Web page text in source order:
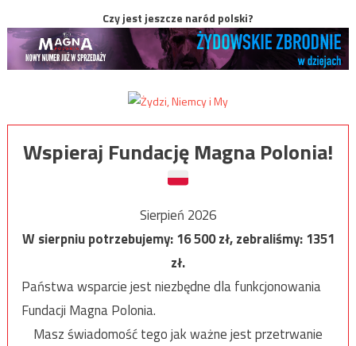
Czy jest jeszcze naród polski?
Wspieraj Fundację Magna Polonia!
Sierpień 2026
W sierpniu potrzebujemy:16 500zł, zebraliśmy:1351
zł.
Państwa wsparcie jest niezbędne dla funkcjonowania
Fundacji Magna Polonia.
Masz świadomość tego jak ważne jest przetrwanie